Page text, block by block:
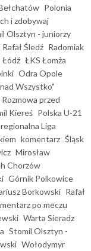
Polonia
i zdobywaj
Olsztyn - juniorzy
Rafał Śledź Radomiak
Łódź ŁKS Łomża
Odra Opole
Wszystko"
Rozmowa przed
Kiereś Polska U-21
Liga
komentarz Śląsk
Mirosław
Chorzów
Górnik Polkowice
Borkowski Rafał
po meczu
Warta Sieradz
Stomil Olsztyn -
Wołodymyr